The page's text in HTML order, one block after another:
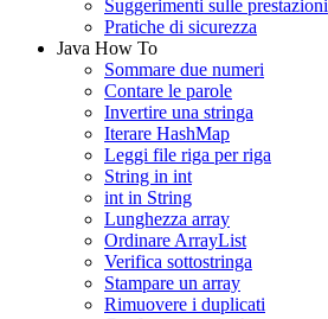
Suggerimenti sulle prestazioni
Pratiche di sicurezza
Java How To
Sommare due numeri
Contare le parole
Invertire una stringa
Iterare HashMap
Leggi file riga per riga
String in int
int in String
Lunghezza array
Ordinare ArrayList
Verifica sottostringa
Stampare un array
Rimuovere i duplicati